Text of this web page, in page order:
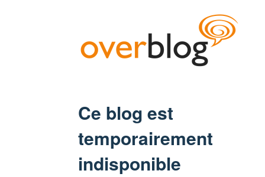
Ce blog est
temporairement
indisponible